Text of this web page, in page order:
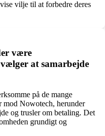
vilje til at forbedre deres
være
at samarbejde
på de mange
mod Nowotech, herunder
og trusler om betaling. Det
grundigt og